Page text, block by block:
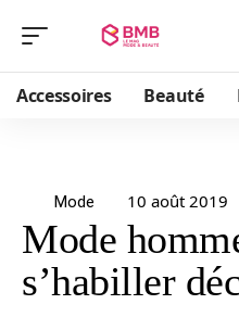
Accessoires Beauté
Mode 10 août 2019
Mode
s’habiller